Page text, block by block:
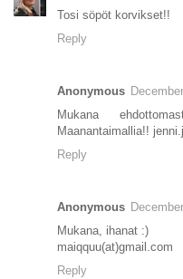
Tosi söpöt korvikset!!
Reply
Anonymous
Mukana
Maanantaimallia!!
Reply
Anonymous
Mukana, ihanat :)
maiqquu(at)gmail.com
Reply